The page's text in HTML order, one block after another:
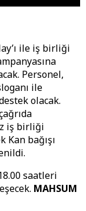
ile iş birliği
Personel,
ile
olacak.
iş birliği
bağışı
saatleri
MAHSUM